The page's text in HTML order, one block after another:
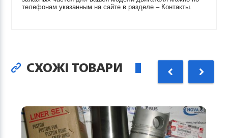
телефонам указанным на сайте в разделе – Контакты.
СХОЖІ ТОВАРИ